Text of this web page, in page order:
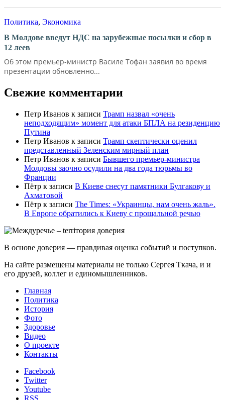
Политика, Экономика
В Молдове введут НДС на зарубежные посылки и сбор в
12 леев
Об этом премьер-министр Василе Тофан заявил во время
презентации обновленно...
Свежие комментарии
Петр Иванов к записи Трамп назвал «очень
неподходящим» момент для атаки БПЛА на резиденцию
Путина
Петр Иванов к записи Трамп скептически оценил
представленный Зеленским мирный план
Петр Иванов к записи Бывшего премьер-министра
Молдовы заочно осудили на два года тюрьмы во
Франции
Пётр к записи В Киеве снесут памятники Булгакову и
Ахматовой
Пётр к записи Тhe Times: «Украинцы, нам очень жаль».
В Европе обратились к Киеву с прощальной речью
В основе доверия — правдивая оценка событий и поступков.
На сайте размещены материалы не только Сергея Ткача, и и
его друзей, коллег и единомышленников.
Главная
Политика
История
Фото
Здоровье
Видео
О проекте
Контакты
Facebook
Twitter
Youtube